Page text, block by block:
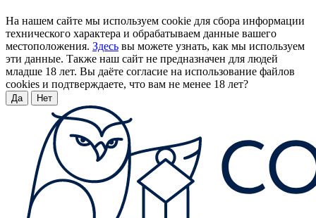
На нашем сайте мы используем cookie для сбора информации
технического характера и обрабатываем данные вашего
местоположения. Здесь вы можете узнать, как мы используем
эти данные. Также наш сайт не предназначен для людей
младше 18 лет. Вы даёте согласие на использование файлов
cookies и подтверждаете, что вам не менее 18 лет?
Да Нет